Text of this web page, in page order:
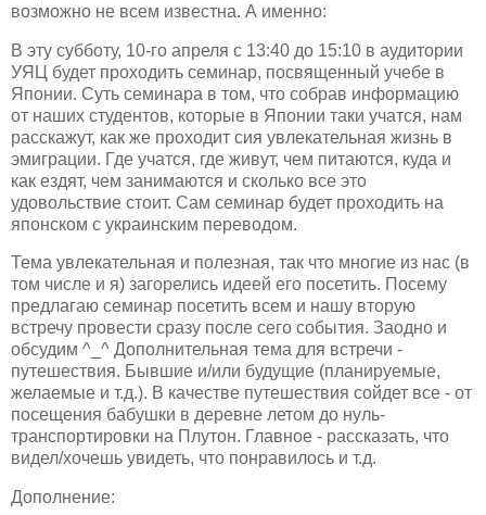
возможно не всем известна. А именно:
В эту субботу, 10-го апреля с 13:40 до 15:10 в аудитории
УЯЦ будет проходить семинар, посвященный учебе в
Японии. Суть семинара в том, что собрав информацию
от наших студентов, которые в Японии таки учатся, нам
расскажут, как же проходит сия увлекательная жизнь в
эмиграции. Где учатся, где живут, чем питаются, куда и
как ездят, чем занимаются и сколько все это
удовольствие стоит. Сам семинар будет проходить на
японском с украинским переводом.
Тема увлекательная и полезная, так что многие из нас (в
том числе и я) загорелись идеей его посетить. Посему
предлагаю семинар посетить всем и нашу вторую
встречу провести сразу после сего события. Заодно и
обсудим ^_^ Дополнительная тема для встречи -
путешествия. Бывшие и/или будущие (планируемые,
желаемые и т.д.). В качестве путешествия сойдет все - от
посещения бабушки в деревне летом до нуль-
транспортировки на Плутон. Главное - рассказать, что
видел/хочешь увидеть, что понравилось и т.д.
Дополнение: